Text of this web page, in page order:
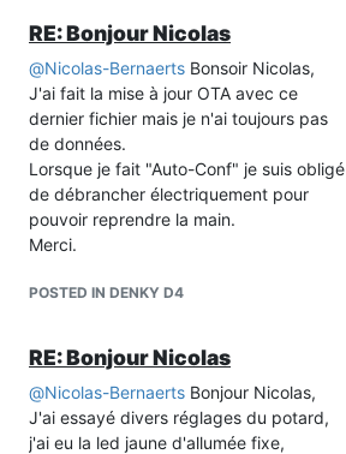
RE: Bonjour Nicolas
@Nicolas-Bernaerts Bonsoir Nicolas,
J'ai fait la mise à jour OTA avec ce
dernier fichier mais je n'ai toujours pas
de données.
Lorsque je fait "Auto-Conf" je suis obligé
de débrancher électriquement pour
pouvoir reprendre la main.
Merci.
POSTED IN DENKY D4
RE: Bonjour Nicolas
@Nicolas-Bernaerts Bonjour Nicolas,
J'ai essayé divers réglages du potard,
j'ai eu la led jaune d'allumée fixe,